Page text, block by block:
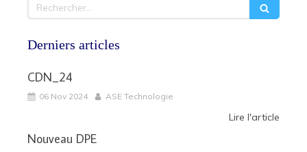
Derniers articles
CDN_24
06 Nov 2024 ASE Technologie
Lire l'article
Nouveau DPE